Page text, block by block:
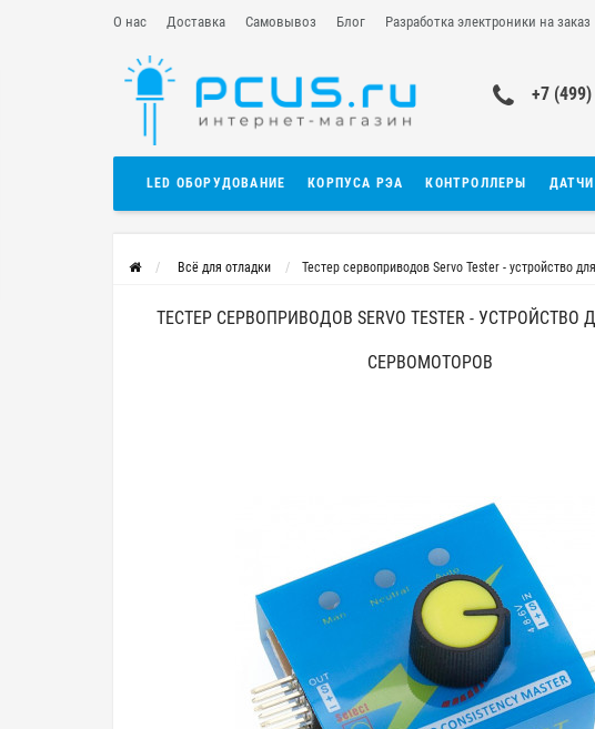
О нас Доставка Самовывоз Блог Разработка электроники на заказ
+7
LED ОБОРУДОВАНИЕ КОРПУСА РЭА КОНТРОЛЛЕРЫ
Всё для отладки Тестер сервоприводов Servo Tester - устройство
ТЕСТЕР СЕРВОПРИВОДОВ SERVO TESTER - УСТРОЙСТВО
СЕРВОМОТОРОВ